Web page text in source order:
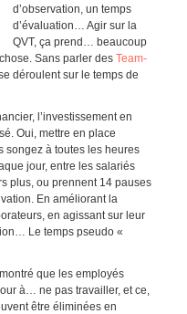
d’observation, un temps
d’évaluation… Agir sur la
QVT, ça prend… beaucoup
Sans parler des Team-
déroulent sur le temps de
l’investissement en
Oui, mettre en place
songez à toutes les heures
jour, entre les salariés
plus, ou prennent 14 pauses
En améliorant la
en agissant sur leur
Le temps pseudo «
que les employés
à… ne pas travailler, et ce,
être éliminées en